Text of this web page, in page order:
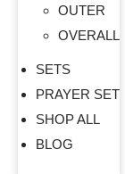
OUTER
OVERALL
SETS
PRAYER SET
SHOP ALL
BLOG